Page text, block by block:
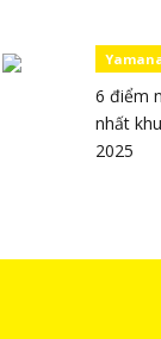
6 điểm
nhất
2025